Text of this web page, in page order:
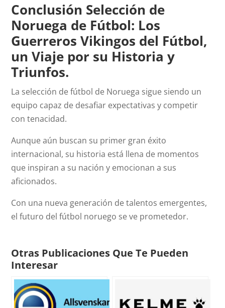
Conclusión Selección de
Noruega de Fútbol: Los
Guerreros Vikingos del Fútbol,
un Viaje por su Historia y
Triunfos.
La selección de fútbol de Noruega sigue siendo un
equipo capaz de desafiar expectativas y competir
con tenacidad.
Aunque aún buscan su primer gran éxito
internacional, su historia está llena de momentos
que inspiran a su nación y emocionan a sus
aficionados.
Con una nueva generación de talentos emergentes,
el futuro del fútbol noruego se ve prometedor.
Otras Publicaciones Que Te Pueden
Interesar